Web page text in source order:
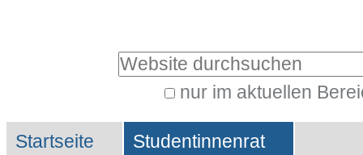
Website durchsuchen
nur im aktuellen
Suche…
Sektionen
Startseite Studentinnenrat